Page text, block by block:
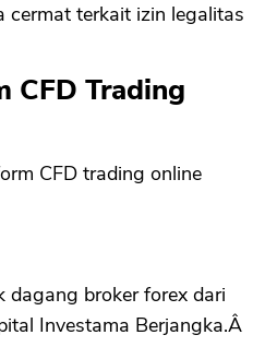
cermat terkait izin legalitas
CFD Trading
CFD trading online
dagang broker forex dari
Investama Berjangka.Â